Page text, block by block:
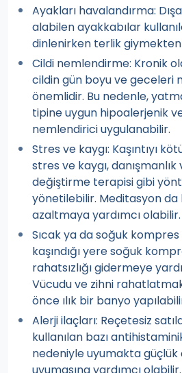
Ayakları havalandırma:
alabilen ayakkabılar
dinlenirken terlik giymekten
Cildi nemlendirme: Kronik
cildin gün boyu ve geceleri
önemlidir. Bu nedenle,
tipine uygun hipoalerjenik
nemlendirici uygulanabilir.
Stres ve kaygı: Kaşıntıyı
stres ve kaygı,
değiştirme terapisi gibi
yönetilebilir. Meditasyon da
azaltmaya yardımcı olabilir.
Sıcak ya da soğuk kompres
kaşındığı yere soğuk
rahatsızlığı gidermeye
Vücudu ve zihni
önce ılık bir banyo
Alerji ilaçları: Reçetesiz
kullanılan bazı
nedeniyle uyumakta güçlük